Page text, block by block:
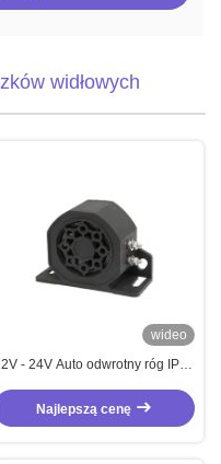
widłowych
wideo
- 24V Auto odwrotny róg IP67
Czarny z uchwytem z stali
nierdzewnej
Najlepszą cenę